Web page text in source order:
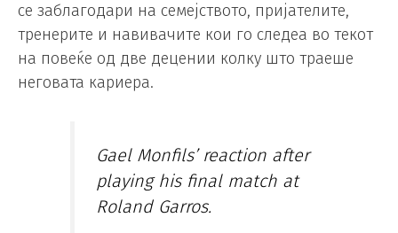
се заблагодари на семејството, пријателите,
тренерите и навивачите кои го следеа во текот
на повеќе од две децении колку што траеше
неговата кариера.
Gael Monfils’ reaction after
playing his final match at
Roland Garros.